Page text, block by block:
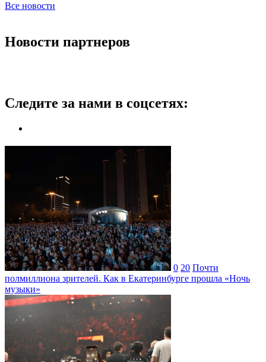
Все новости
Новости партнеров
Следите за нами в соцсетях:
0 20 Почти
полмиллиона зрителей. Как в Екатеринбурге прошла «Ночь
музыки»